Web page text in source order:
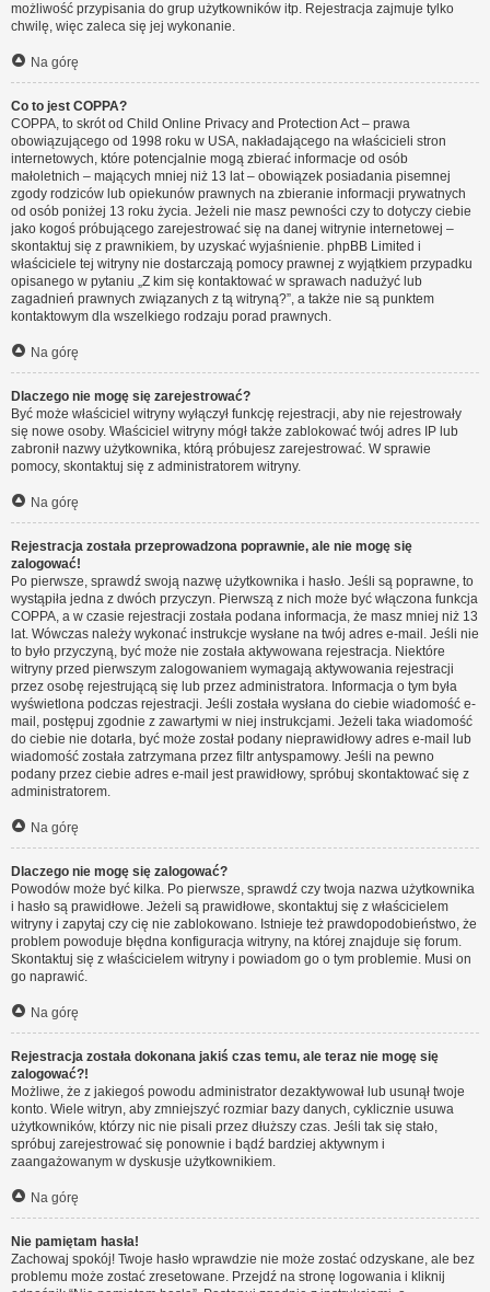
możliwość przypisania do grup użytkowników itp. Rejestracja zajmuje tylko
chwilę, więc zaleca się jej wykonanie.
Na górę
Co to jest COPPA?
COPPA, to skrót od Child Online Privacy and Protection Act – prawa
obowiązującego od 1998 roku w USA, nakładającego na właścicieli stron
internetowych, które potencjalnie mogą zbierać informacje od osób
małoletnich – mających mniej niż 13 lat – obowiązek posiadania pisemnej
zgody rodziców lub opiekunów prawnych na zbieranie informacji prywatnych
od osób poniżej 13 roku życia. Jeżeli nie masz pewności czy to dotyczy ciebie
jako kogoś próbującego zarejestrować się na danej witrynie internetowej –
skontaktuj się z prawnikiem, by uzyskać wyjaśnienie. phpBB Limited i
właściciele tej witryny nie dostarczają pomocy prawnej z wyjątkiem przypadku
opisanego w pytaniu „Z kim się kontaktować w sprawach nadużyć lub
zagadnień prawnych związanych z tą witryną?”, a także nie są punktem
kontaktowym dla wszelkiego rodzaju porad prawnych.
Na górę
Dlaczego nie mogę się zarejestrować?
Być może właściciel witryny wyłączył funkcję rejestracji, aby nie rejestrowały
się nowe osoby. Właściciel witryny mógł także zablokować twój adres IP lub
zabronił nazwy użytkownika, którą próbujesz zarejestrować. W sprawie
pomocy, skontaktuj się z administratorem witryny.
Na górę
Rejestracja została przeprowadzona poprawnie, ale nie mogę się
zalogować!
Po pierwsze, sprawdź swoją nazwę użytkownika i hasło. Jeśli są poprawne, to
wystąpiła jedna z dwóch przyczyn. Pierwszą z nich może być włączona funkcja
COPPA, a w czasie rejestracji została podana informacja, że masz mniej niż 13
lat. Wówczas należy wykonać instrukcje wysłane na twój adres e-mail. Jeśli nie
to było przyczyną, być może nie została aktywowana rejestracja. Niektóre
witryny przed pierwszym zalogowaniem wymagają aktywowania rejestracji
przez osobę rejestrującą się lub przez administratora. Informacja o tym była
wyświetlona podczas rejestracji. Jeśli została wysłana do ciebie wiadomość e-
mail, postępuj zgodnie z zawartymi w niej instrukcjami. Jeżeli taka wiadomość
do ciebie nie dotarła, być może został podany nieprawidłowy adres e-mail lub
wiadomość została zatrzymana przez filtr antyspamowy. Jeśli na pewno
podany przez ciebie adres e-mail jest prawidłowy, spróbuj skontaktować się z
administratorem.
Na górę
Dlaczego nie mogę się zalogować?
Powodów może być kilka. Po pierwsze, sprawdź czy twoja nazwa użytkownika
i hasło są prawidłowe. Jeżeli są prawidłowe, skontaktuj się z właścicielem
witryny i zapytaj czy cię nie zablokowano. Istnieje też prawdopodobieństwo, że
problem powoduje błędna konfiguracja witryny, na której znajduje się forum.
Skontaktuj się z właścicielem witryny i powiadom go o tym problemie. Musi on
go naprawić.
Na górę
Rejestracja została dokonana jakiś czas temu, ale teraz nie mogę się
zalogować?!
Możliwe, że z jakiegoś powodu administrator dezaktywował lub usunął twoje
konto. Wiele witryn, aby zmniejszyć rozmiar bazy danych, cyklicznie usuwa
użytkowników, którzy nic nie pisali przez dłuższy czas. Jeśli tak się stało,
spróbuj zarejestrować się ponownie i bądź bardziej aktywnym i
zaangażowanym w dyskusje użytkownikiem.
Na górę
Nie pamiętam hasła!
Zachowaj spokój! Twoje hasło wprawdzie nie może zostać odzyskane, ale bez
problemu może zostać zresetowane. Przejdź na stronę logowania i kliknij